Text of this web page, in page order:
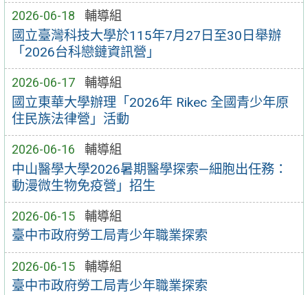
2026-06-18 輔導組
國立臺灣科技大學於115年7月27日至30日舉辦
「2026台科戀鏈資訊營」
2026-06-17 輔導組
國立東華大學辦理「2026年 Rikec 全國青少年原
住民族法律營」活動
2026-06-16 輔導組
中山醫學大學2026暑期醫學探索—細胞出任務：
動漫微生物免疫營」招生
2026-06-15 輔導組
臺中市政府勞工局青少年職業探索
2026-06-15 輔導組
臺中市政府勞工局青少年職業探索